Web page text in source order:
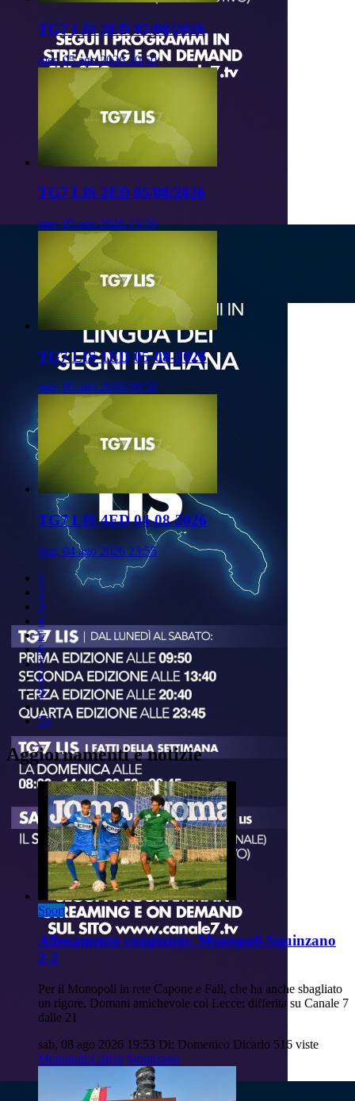
TG7 LIS 3ED 05/08/2026
mer, 05 ago 2026 20:50
TG7 LIS 2ED 05/08/2026
mer, 05 ago 2026 13:50
TG7 LIS 1ED 05-08-2026
mer, 05 ago 2026 09:50
TG7 LIS 4ED 04-08-2026
mar, 04 ago 2026 23:55
1
2
3
4
5
6
7
8
9
..
23
Aggiornamenti e notizie
Sport
Allenamento congiunto: Monopoli-Squinzano
2-2
Per il Monopoli in rete Capone e Fall, che ha anche sbagliato
un rigore. Domani amichevole col Lecce: differita su Canale 7
dalle 21
sab, 08 ago 2026 19:53 Di: Domenico Dicarlo 516 viste
Monopoli-Calcio Squinzano